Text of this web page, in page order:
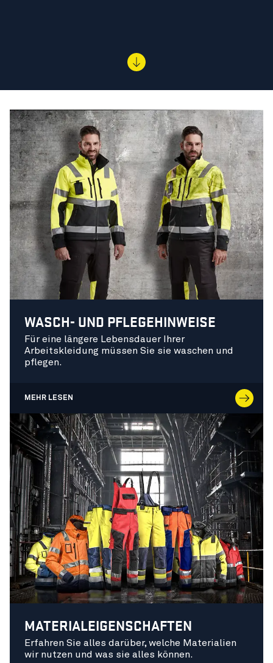
WASCH- UND PFLEGEHINWEISE
Für eine längere Lebensdauer Ihrer
Arbeitskleidung müssen Sie sie waschen und
pflegen.
MEHR LESEN
MATERIALEIGENSCHAFTEN
Erfahren Sie alles darüber, welche Materialien
wir nutzen und was sie alles können.